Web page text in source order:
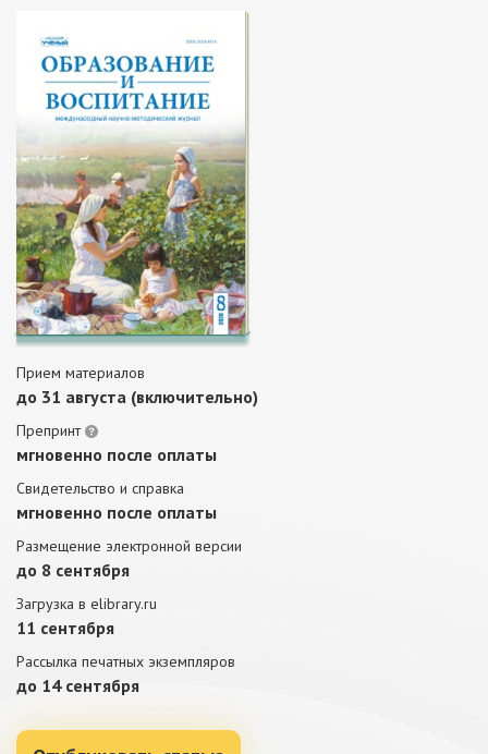
Прием материалов
до 31 августа (включительно)
Препринт
мгновенно после оплаты
Свидетельство и справка
мгновенно после оплаты
Размещение электронной версии
до 8 сентября
Загрузка в elibrary.ru
11 сентября
Рассылка печатных экземпляров
до 14 сентября